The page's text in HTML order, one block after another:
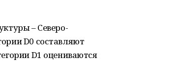
– Северо-
D0 составляют
D1 оцениваются